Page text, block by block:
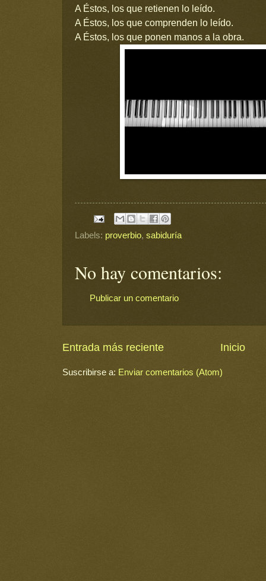
A Éstos, los que retienen lo leído.
A Éstos, los que comprenden lo leído.
A Éstos, los que ponen manos a la obra.
Labels: proverbio, sabiduría
No hay comentarios:
Publicar un comentario
Entrada más reciente Inicio
Suscribirse a: Enviar comentarios (Atom)